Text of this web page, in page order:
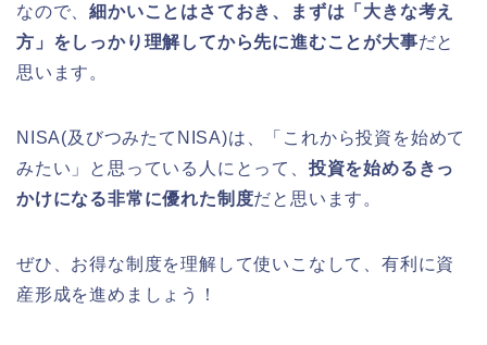
なので、細かいことはさておき、まずは「大きな考え
方」をしっかり理解してから先に進むことが大事だと
思います。
NISA(及びつみたてNISA)は、「これから投資を始めて
みたい」と思っている人にとって、 投資を始めるきっ
かけになる非常に優れた制度だと思います。
ぜひ、お得な制度を理解して使いこなして、有利に資
産形成を進めましょう！